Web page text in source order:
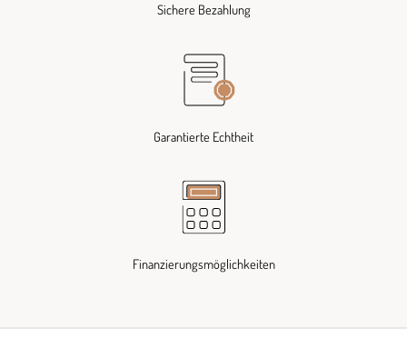
Sichere Bezahlung
Garantierte Echtheit
Finanzierungsmöglichkeiten